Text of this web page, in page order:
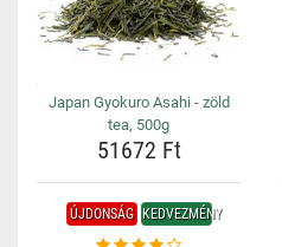
Japan Gyokuro Asahi - zöld
tea, 500g
51672 Ft
ÚJDONSÁG KEDVEZMÉNY